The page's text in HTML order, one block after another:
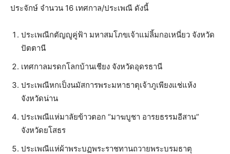
ประจักษ์ จำนวน 16 เทศกาล/ประเพณี ดังนี้
ประเพณีกตัญญูคู่ฟ้า มหาสมโภขเจ้าแม่ลิ้มกอเหนี่ยว จังหวัด
ปัตตานี
เทศกาลมรดกโลกบ้านเชียง จังหวัดอุดรธานี
ประเพณีหกเป็งนมัสการพระมหาธาตุเจ้าภูเพียงแช่แห้ง
จังหวัดน่าน
ประเพณีแห่มาลัยข้าวตอก “มาฆบูชา อารยธรรมอีสาน”
จังหวัดยโสธร
ประเพณีแห่ผ้าพระบฏพระราชทานถวายพระบรมธาตุ